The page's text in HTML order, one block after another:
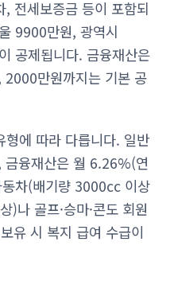
전세보증금 등이 포함되
9900만원, 광역시
공제됩니다. 금융재산은
2000만원까지는 기본 공
에 따라 다릅니다. 일반
융재산은 월 6.26%(연
차(배기량 3000cc 이상
)나 골프·승마·콘도 회원
유 시 복지 급여 수급이